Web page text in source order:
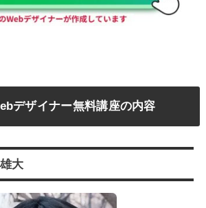
デザイナー無料講座の内容
大